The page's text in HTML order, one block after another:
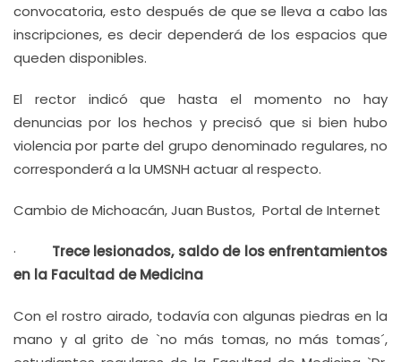
convocatoria, esto después de que se lleva a cabo las
inscripciones, es decir dependerá de los espacios que
queden disponibles.
El rector indicó que hasta el momento no hay
denuncias por los hechos y precisó que si bien hubo
violencia por parte del grupo denominado regulares, no
corresponderá a la UMSNH actuar al respecto.
Cambio de Michoacán, Juan Bustos, Portal de Internet
· Trece lesionados, saldo de los enfrentamientos
en la Facultad de Medicina
Con el rostro airado, todavía con algunas piedras en la
mano y al grito de `no más tomas, no más tomas´,